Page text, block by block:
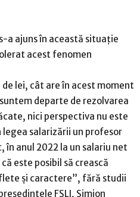
a ajuns în această situaţie
acest fenomen
de lei, cât are în acest moment
departe de rezolvarea
nici perspectiva nu este
salarizării un profesor
anul 2022 la un salariu net
este posibil să crească
şi caractere”, fără studii
FSLI, Simion